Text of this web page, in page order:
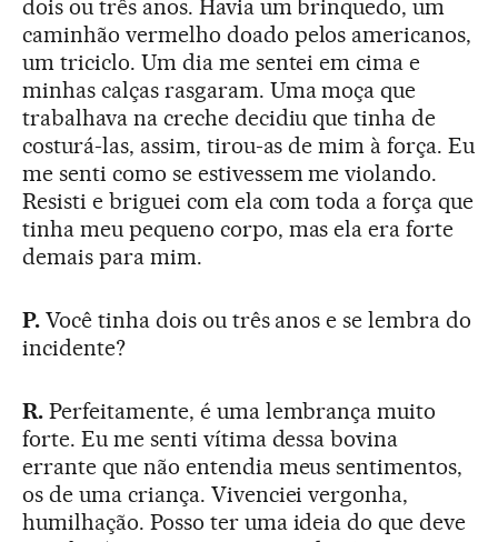
dois ou três anos. Havia um brinquedo, um
caminhão vermelho doado pelos americanos,
um triciclo. Um dia me sentei em cima e
minhas calças rasgaram. Uma moça que
trabalhava na creche decidiu que tinha de
costurá-las, assim, tirou-as de mim à força. Eu
me senti como se estivessem me violando.
Resisti e briguei com ela com toda a força que
tinha meu pequeno corpo, mas ela era forte
demais para mim.
P.Você tinha dois ou três anos e se lembra do
incidente?
R.Perfeitamente, é uma lembrança muito
forte. Eu me senti vítima dessa bovina
errante que não entendia meus sentimentos,
os de uma criança. Vivenciei vergonha,
humilhação. Posso ter uma ideia do que deve